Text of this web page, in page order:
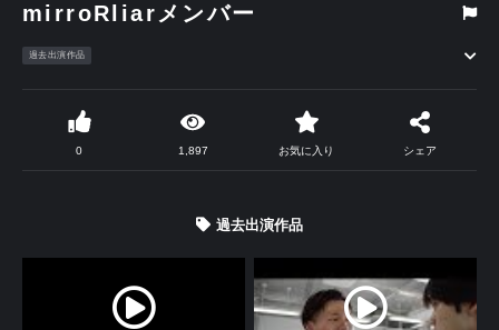
mirroRliarメンバー
過去出演作品
0 1,897 お気に入り シェア
過去出演作品